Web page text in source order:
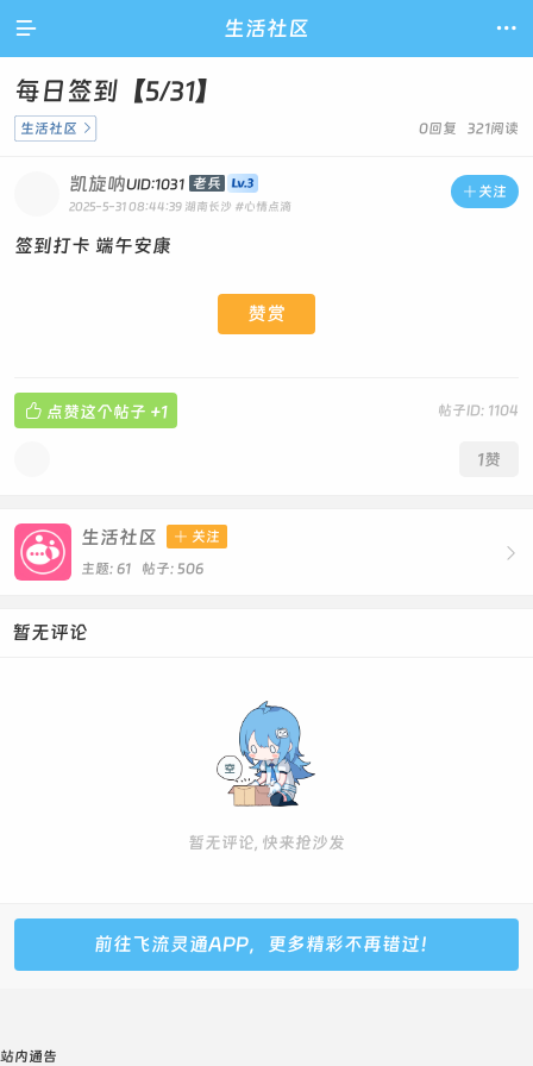
 生活社区 
每日签到【5/31】
0回复 321阅读
生活社区 
 关注
凯旋呐UID:1031 老兵
2025-5-31 08:44:39 湖南长沙 #心情点滴
签到打卡 端午安康
赞赏
帖子ID: 1104
 点赞这个帖子 +1
1赞

生活社区  关注
主题: 61 帖子: 506
暂无评论
暂无评论, 快来抢沙发
前往飞流灵通APP，更多精彩不再错过！
站内通告